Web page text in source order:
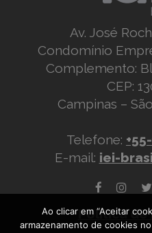
Av. José
Condomínio
Complemento:
CEP:
Campinas –
Telefone:
E-mail: iei-
Política de
Ao clicar em “Aceitar
armazenamento de cookies